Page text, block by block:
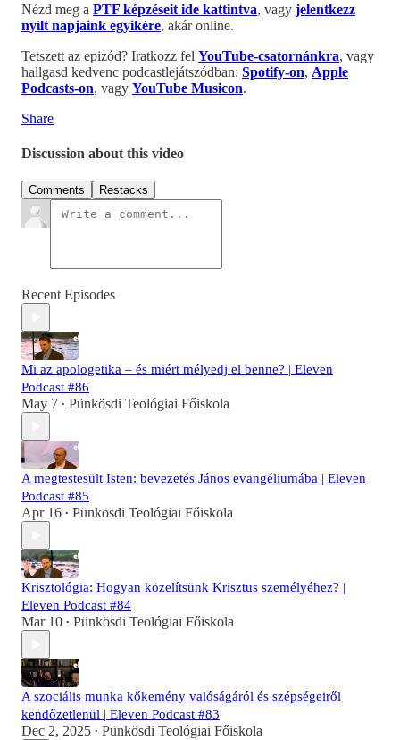
Nézd meg a PTF képzéseit ide kattintva, vagy jelentkezz
nyílt napjaink egyikére, akár online.
Tetszett az epizód? Iratkozz fel YouTube-csatornánkra, vagy
hallgasd kedvenc podcastlejátszódban: Spotify-on, Apple
Podcasts-on, vagy YouTube Musicon.
Share
Discussion about this video
Comments Restacks
Recent Episodes
Mi az apologetika – és miért mélyedj el benne? | Eleven
Podcast #86
May 7 • Pünkösdi Teológiai Főiskola
A megtestesült Isten: bevezetés János evangéliumába | Eleven
Podcast #85
Apr 16 • Pünkösdi Teológiai Főiskola
Krisztológia: Hogyan közelítsünk Krisztus személyéhez? |
Eleven Podcast #84
Mar 10 • Pünkösdi Teológiai Főiskola
A szociális munka kőkemény valóságáról és szépségeiről
kendőzetlenül | Eleven Podcast #83
Dec 2, 2025 • Pünkösdi Teológiai Főiskola